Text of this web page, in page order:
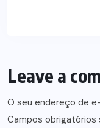
Leave a
O seu endereço de
Campos obrigatórios